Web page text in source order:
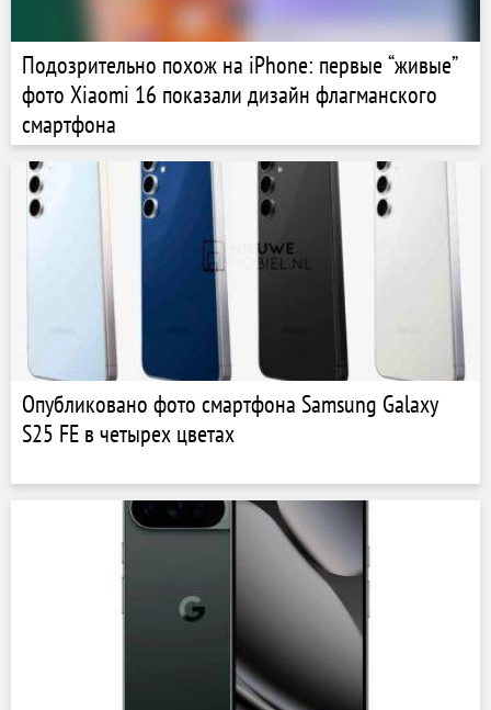
Подозрительно похож на iPhone: первые “живые”
фото Xiaomi 16 показали дизайн флагманского
смартфона
Опубликовано фото смартфона Samsung Galaxy
S25 FE в четырех цветах